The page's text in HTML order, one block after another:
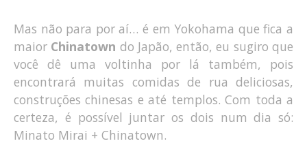
Mas não para por aí… é em Yokohama que fica a
maior Chinatown do Japão, então, eu sugiro que
você dê uma voltinha por lá também, pois
encontrará muitas comidas de rua deliciosas,
construções chinesas e até templos. Com toda a
certeza, é possível juntar os dois num dia só:
Minato Mirai + Chinatown.